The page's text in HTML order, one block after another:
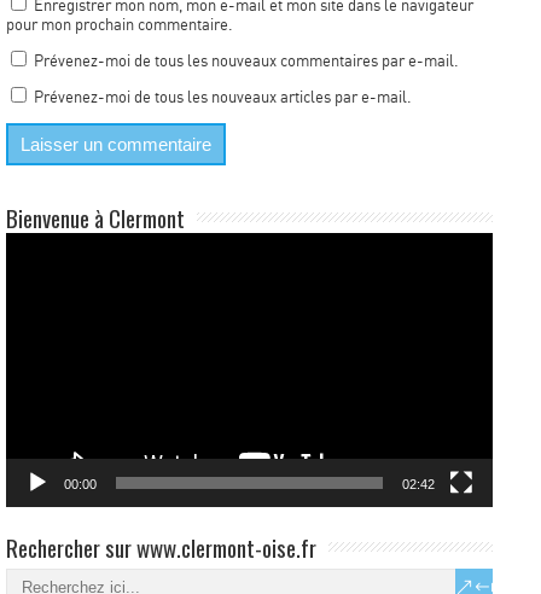
Enregistrer mon nom, mon e-mail et mon site dans le navigateur
pour mon prochain commentaire.
Prévenez-moi de tous les nouveaux commentaires par e-mail.
Prévenez-moi de tous les nouveaux articles par e-mail.
Bienvenue à Clermont
00:00 02:42
Rechercher sur www.clermont-oise.fr